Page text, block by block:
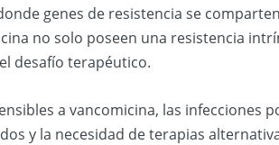
genes de resistencia se
no solo poseen una resistencia
desafío terapéutico.
a vancomicina, las infecciones
y la necesidad de terapias